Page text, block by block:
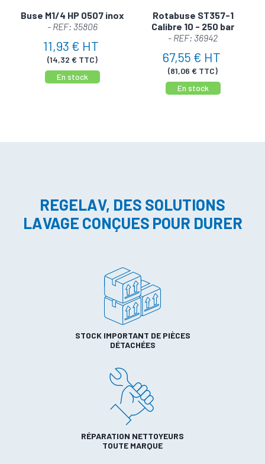
Buse M1/4 HP 0507 inox
- REF: 35806
11,93 € HT
(14,32 € TTC)
En stock
Rotabuse ST357-1
Calibre 10 - 250 bar
- REF: 36942
67,55 € HT
(81,06 € TTC)
En stock
REGELAV, DES SOLUTIONS
LAVAGE CONÇUES POUR DURER
STOCK IMPORTANT DE PIÈCES
DÉTACHÉES
RÉPARATION NETTOYEURS
TOUTE MARQUE